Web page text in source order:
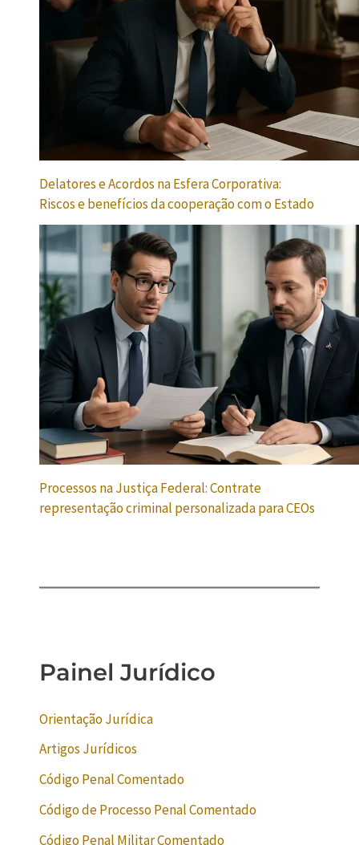
Delatores e Acordos na Esfera Corporativa:
Riscos e benefícios da cooperação com o Estado
Processos na Justiça Federal: Contrate
representação criminal personalizada para CEOs
Painel Jurídico
Orientação Jurídica
Artigos Jurídicos
Código Penal Comentado
Código de Processo Penal Comentado
Código Penal Militar Comentado